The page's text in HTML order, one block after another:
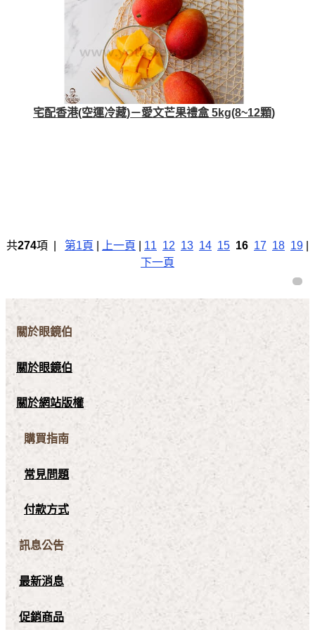
宅配香港(空運冷藏)－愛文芒果禮盒 5kg(8~12顆)
共274項 | 第1頁 上一頁 11 12 13 14 15 16 17 18 19
下一頁
關於眼鏡伯
關於眼鏡伯
關於網站版權
購買指南
常見問題
付款方式
訊息公告
最新消息
促銷商品